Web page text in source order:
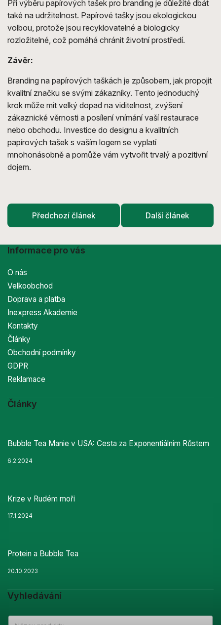
Při výběru papírových tašek pro branding je důležité dbát
také na udržitelnost. Papírové tašky jsou ekologickou
volbou, protože jsou recyklovatelné a biologicky
rozložitelné, což pomáhá chránit životní prostředí.
Závěr:
Branding na papírových taškách je způsobem, jak propojit
kvalitní značku se svými zákazníky. Tento jednoduchý
krok může mít velký dopad na viditelnost, zvýšení
zákaznické věrnosti a posílení vnímání vaší restaurace
nebo obchodu. Investice do designu a kvalitních
papírových tašek s vaším logem se vyplatí
mnohonásobně a pomůže vám vytvořit trvalý a pozitivní
dojem.
Předchozí článek Další článek
Informace pro vás
O nás
Velkoobchod
Doprava a platba
Inexpress Akademie
Kontakty
Články
Obchodní podmínky
GDPR
Reklamace
Články
Bubble Tea Manie v USA: Cesta za Exponentiálním Růstem
6.2.2024
Krize v Rudém moři
17.1.2024
Protein a Bubble Tea
20.10.2023
Vyhledávání